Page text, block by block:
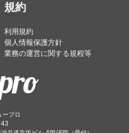
規約
利用規約
個人情報保護方針
業務の運営に関する規程等
ープロ